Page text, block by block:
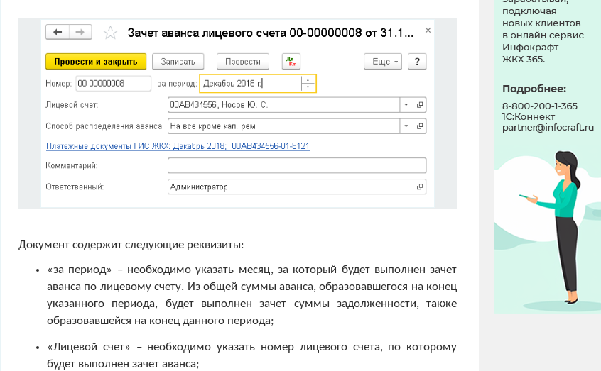
Документ содержит следующие реквизиты:
«за период» – необходимо указать месяц, за который будет выполнен зачет
аванса по лицевому счету. Из общей суммы аванса, образовавшегося на конец
указанного периода, будет выполнен зачет суммы задолженности, также
образовавшейся на конец данного периода;
«Лицевой счет» – необходимо указать номер лицевого счета, по которому
будет выполнен зачет аванса;